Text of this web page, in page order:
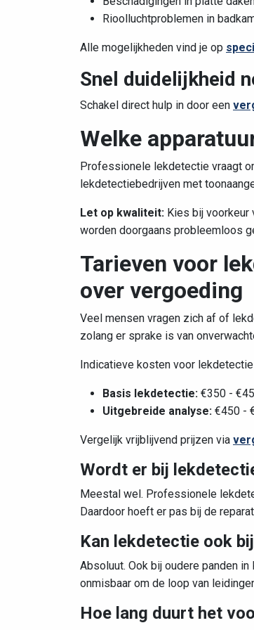
Rioolluchtproblemen in
Alle mogelijkheden vind je op
Snel duidelijkheid
Schakel direct hulp in door een
Welke
Professionele lekdetectie vraagt
lekdetectiebedrijven met
Let op kwaliteit: Kies bij
worden doorgaans probleemloos
Tarieven voor
over vergoeding
Veel mensen vragen zich af of
zolang er sprake is van
Indicatieve kosten voor
Basis lekdetectie: €350 -
Uitgebreide analyse: €450 -
Vergelijk vrijblijvend prijzen via
Wordt er bij
Meestal wel. Professionele
Daardoor hoeft er pas bij de
Kan lekdetectie ook
Absoluut. Ook bij oudere panden
onmisbaar om de loop van
Hoe lang duurt het